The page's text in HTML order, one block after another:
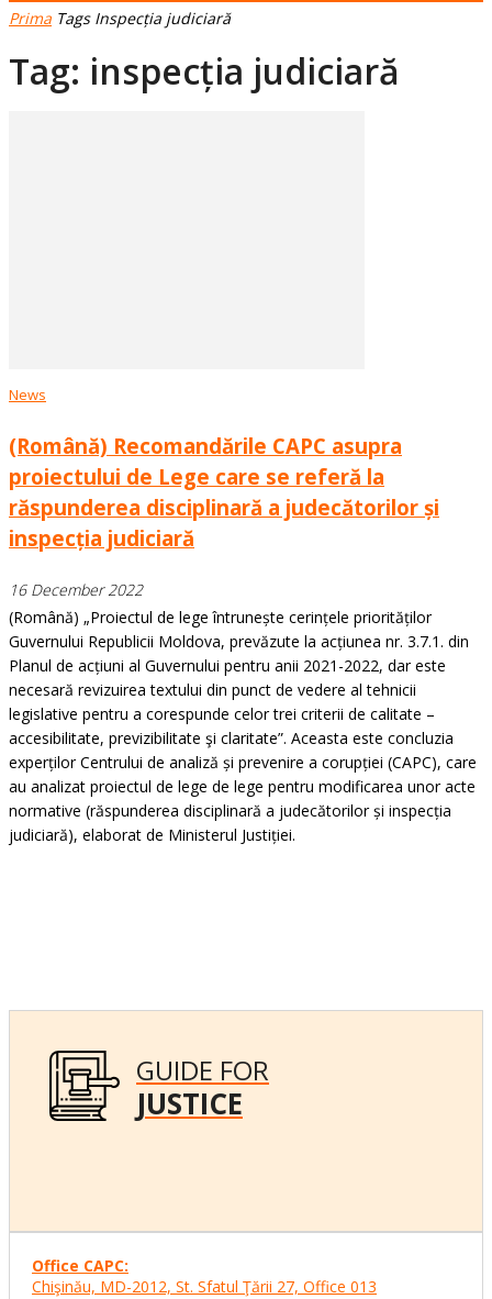
Prima Tags Inspecția judiciară
Tag: inspecția judiciară
News
(Română) Recomandările CAPC asupra
proiectului de Lege care se referă la
răspunderea disciplinară a judecătorilor și
inspecția judiciară
16 December 2022
(Română) „Proiectul de lege întrunește cerințele priorităților
Guvernului Republicii Moldova, prevăzute la acțiunea nr. 3.7.1. din
Planul de acțiuni al Guvernului pentru anii 2021-2022, dar este
necesară revizuirea textului din punct de vedere al tehnicii
legislative pentru a corespunde celor trei criterii de calitate –
accesibilitate, previzibilitate şi claritate”. Aceasta este concluzia
experților Centrului de analiză și prevenire a corupției (CAPC), care
au analizat proiectul de lege de lege pentru modificarea unor acte
normative (răspunderea disciplinară a judecătorilor și inspecția
judiciară), elaborat de Ministerul Justiției.
GUIDE FOR
JUSTICE
Office CAPC:
Chişinău, MD-2012, St. Sfatul Ţării 27, Office 013